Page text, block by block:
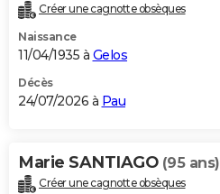
Créer une cagnotte obsèques
Naissance
11/04/1935 à Gelos
Décès
24/07/2026 à Pau
Marie SANTIAGO (95 ans)
Créer une cagnotte obsèques